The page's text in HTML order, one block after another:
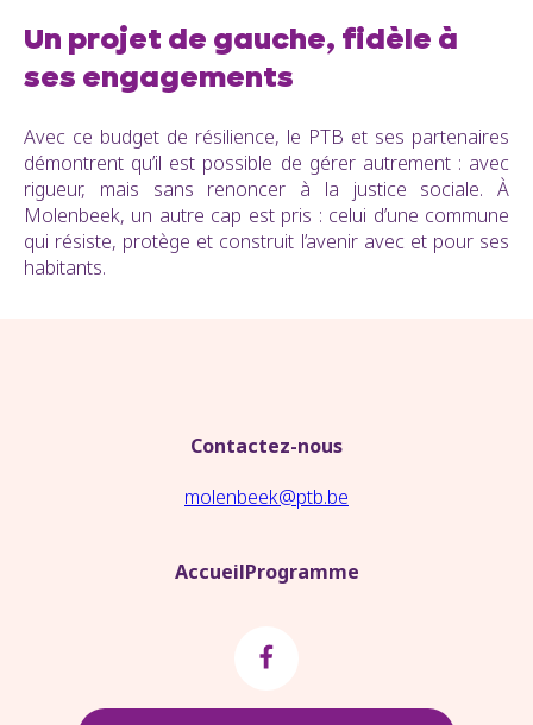
Un projet de gauche, fidèle à
ses engagements
Avec ce budget de résilience, le PTB et ses partenaires
démontrent qu’il est possible de gérer autrement : avec
rigueur, mais sans renoncer à la justice sociale. À
Molenbeek, un autre cap est pris : celui d’une commune
qui résiste, protège et construit l’avenir avec et pour ses
habitants.
Contactez-nous
molenbeek@ptb.be
AccueilProgramme